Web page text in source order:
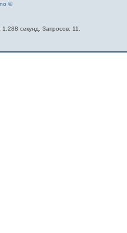
©
секунд. Запросов: 11.